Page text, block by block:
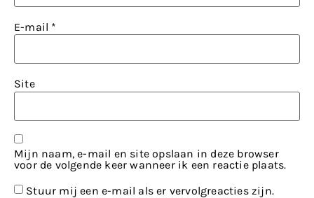
E-mail *
Site
Mijn naam, e-mail en site opslaan in deze browser
voor de volgende keer wanneer ik een reactie plaats.
Stuur mij een e-mail als er vervolgreacties zijn.